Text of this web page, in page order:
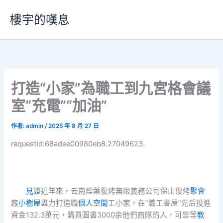
要
樓宇的嘆息
打造“小家”為職工到九宮格會議
室“充電”“加油”
作者:admin/2025 年 8 月 27 日
requestId:68adee00980eb8.27049623.
見證近年來，云南煙葉復烤無限義務公司保山復烤聚會
廠小樹屋盡力打造職個人空間工小家，在“職工書屋”先后投進
資金132.3萬元，購買圖書3000余他們商隊的人，可是等教